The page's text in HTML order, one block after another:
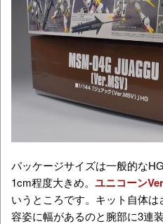
パッケージサイズは一般的な
1cm程度大きめ。 ユニコーン
いうところです。キット自体は
容姿に幅があるのと腕部に3連